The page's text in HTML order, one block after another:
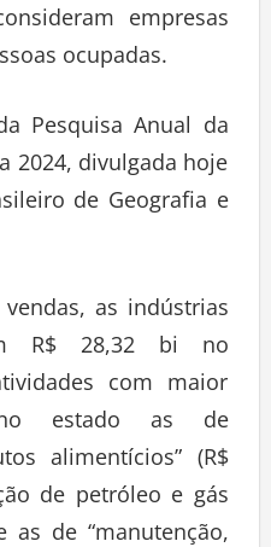
empresas
ocupadas.
Pesquisa Anual da
2024, divulgada hoje
de Geografia e
as indústrias
R$ 28,32 bi no
com maior
no estado as de
alimentícios” (R$
de petróleo e gás
as de “manutenção,